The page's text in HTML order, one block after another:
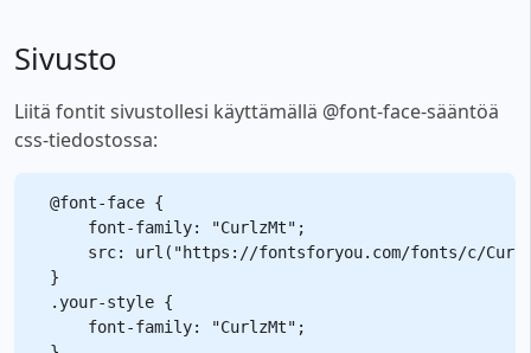
Sivusto
Liitä fontit sivustollesi käyttämällä @font-face-sääntöä
css-tiedostossa:
@font-face {
    font-family: "CurlzMt";
src: url("https://fontsforyou.com/fonts/c/
}
.your-style {
    font-family: "CurlzMt";